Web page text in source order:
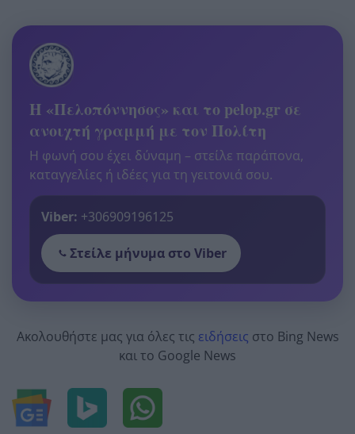
Η «Πελοπόννησος» και το pelop.gr σε
ανοιχτή γραμμή με τον Πολίτη
Η φωνή σου έχει δύναμη – στείλε παράπονα,
καταγγελίες ή ιδέες για τη γειτονιά σου.
Viber: +306909196125
Στείλε μήνυμα στο Viber
Ακολουθήστε μας για όλες τις ειδήσεις στο Bing News
και το Google News